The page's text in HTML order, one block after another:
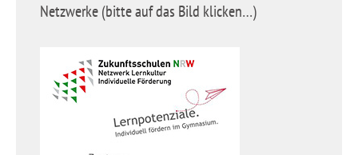
Netzwerke (bitte auf das Bild klicken…)